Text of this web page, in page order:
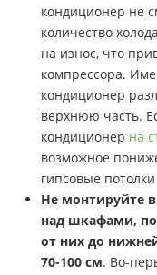
кондиционер не
количество
на износ, что
компрессора.
кондиционер
верхнюю часть.
кондиционер на
возможное
гипсовые
Не монтируйте
над шкафами,
от них до
70-100 см. Во-